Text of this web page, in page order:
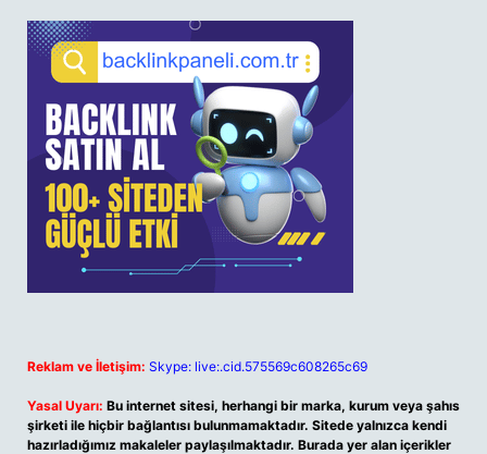
Reklam ve İletişim: Skype: live:.cid.575569c608265c69
Yasal Uyarı: Bu internet sitesi, herhangi bir marka, kurum veya şahıs
şirketi ile hiçbir bağlantısı bulunmamaktadır. Sitede yalnızca kendi
hazırladığımız makaleler paylaşılmaktadır. Burada yer alan içerikler